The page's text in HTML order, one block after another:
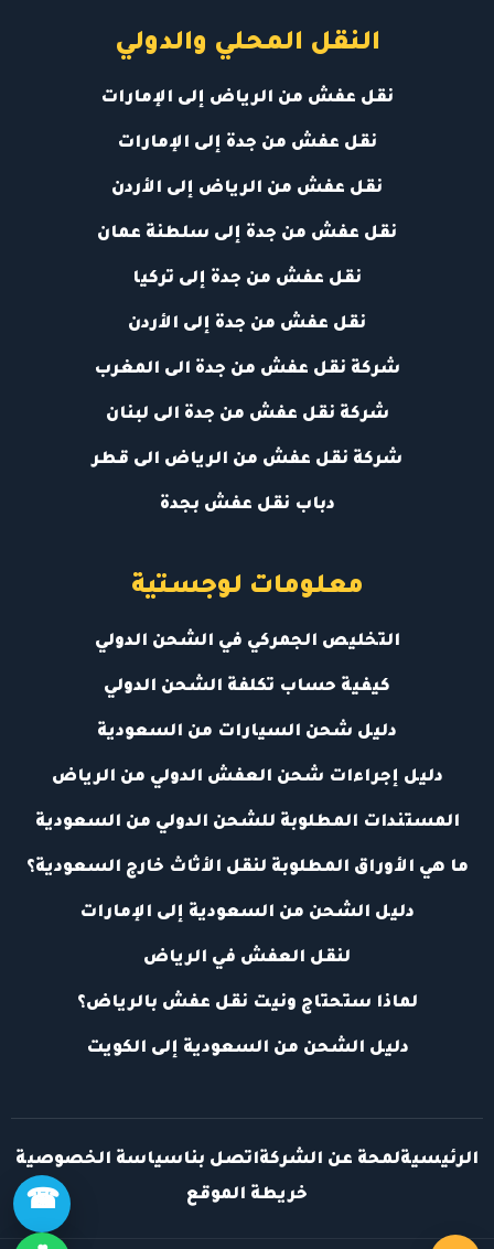
النقل المحلي والدولي
نقل عفش من الرياض إلى الإمارات
نقل عفش من جدة إلى الإمارات
نقل عفش من الرياض إلى الأردن
نقل عفش من جدة إلى سلطنة عمان
نقل عفش من جدة إلى تركيا
نقل عفش من جدة إلى الأردن
شركة نقل عفش من جدة الى المغرب
شركة نقل عفش من جدة الى لبنان
شركة نقل عفش من الرياض الى قطر
دباب نقل عفش بجدة
معلومات لوجستية
التخليص الجمركي في الشحن الدولي
كيفية حساب تكلفة الشحن الدولي
دليل شحن السيارات من السعودية
دليل إجراءات شحن العفش الدولي من الرياض
المستندات المطلوبة للشحن الدولي من السعودية
ما هي الأوراق المطلوبة لنقل الأثاث خارج السعودية؟
دليل الشحن من السعودية إلى الإمارات
لنقل العفش في الرياض
لماذا ستحتاج ونيت نقل عفش بالرياض؟
دليل الشحن من السعودية إلى الكويت
الرئيسيةلمحة عن الشركةاتصل بناسياسة الخصوصية
خريطة الموقع
☎